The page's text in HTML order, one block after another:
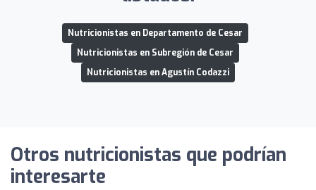
Nutricionistas en Departamento de Cesar
Nutricionistas en Subregión de Cesar
Nutricionistas en Agustín Codazzi
Otros nutricionistas que podrían
interesarte